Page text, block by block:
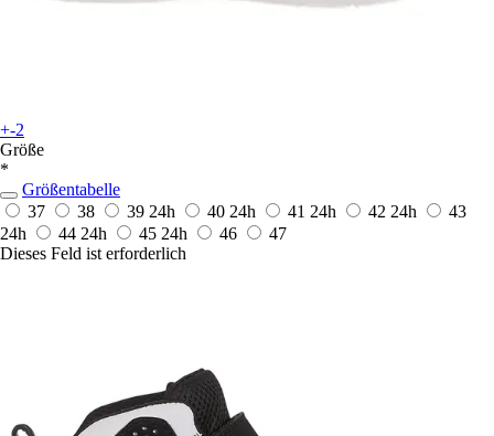
+-2
Größe
*
Größentabelle
37
38 39 24h 40 24h 41 24h 42 24h
43
24h
44 24h 45 24h 46
47
Dieses Feld ist erforderlich